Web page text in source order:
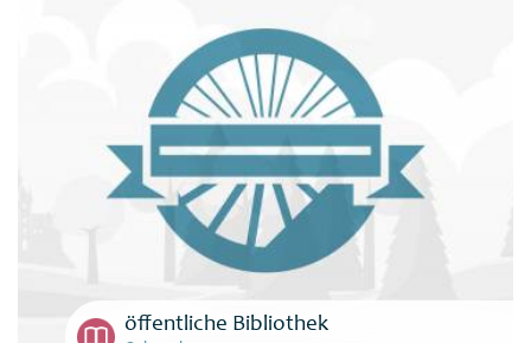
öffentliche Bibliothek